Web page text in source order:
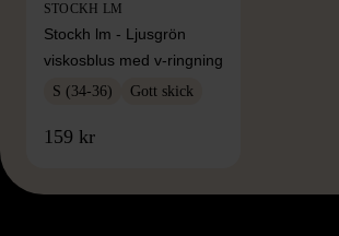
STOCKH LM
Stockh lm - Ljusgrön
viskosblus med v-ringning
S (34-36) Gott skick
159 kr